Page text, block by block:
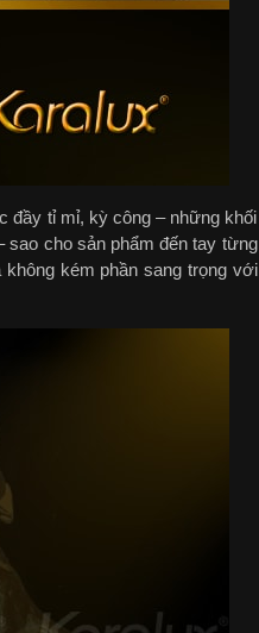
đầy tỉ mỉ, kỳ công – những khối
cho sản phẩm đến tay từng
kém phần sang trọng với